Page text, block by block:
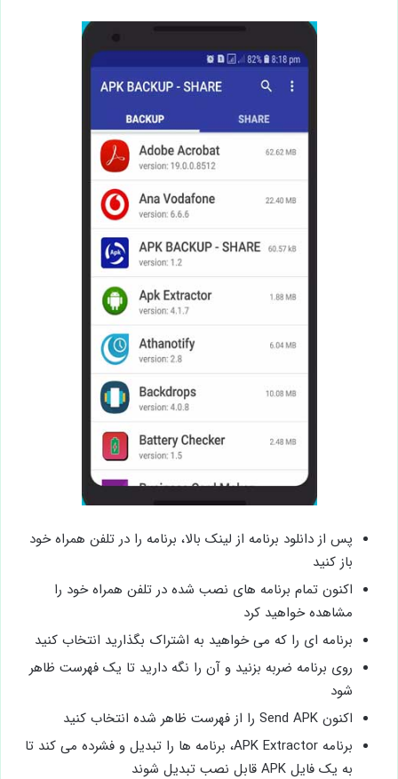
پس از دانلود برنامه از لینک بالا، برنامه را در تلفن همراه خود
باز کنید
اکنون تمام برنامه های نصب شده در تلفن همراه خود را
مشاهده خواهید کرد
برنامه ای را که می خواهید به اشتراک بگذارید انتخاب کنید
روی برنامه ضربه بزنید و آن را نگه دارید تا یک فهرست ظاهر
شود
اکنون Send APK را از فهرست ظاهر شده انتخاب کنید
برنامه APK Extractor، برنامه ها را تبدیل و فشرده می کند تا
به یک فایل APK قابل نصب تبدیل شوند